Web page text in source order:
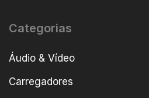
Categorias
Áudio & Vídeo
Carregadores